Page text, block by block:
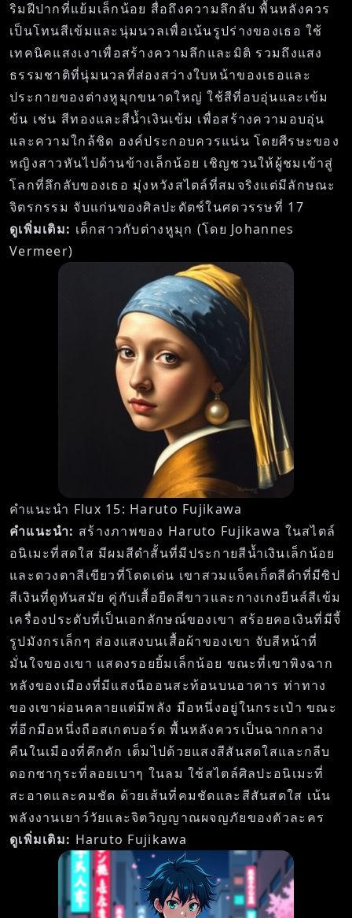
ริมฝีปากที่แย้มเล็กน้อย สื่อถึงความลึกลับ พื้นหลังควร
เป็นโทนสีเข้มและนุ่มนวลเพื่อเน้นรูปร่างของเธอ ใช้
เทคนิคแสงเงาเพื่อสร้างความลึกและมิติ รวมถึงแสง
ธรรมชาติที่นุ่มนวลที่ส่องสว่างใบหน้าของเธอและ
ประกายของต่างหูมุกขนาดใหญ่ ใช้สีที่อบอุ่นและเข้ม
ข้น เช่น สีทองและสีน้ำเงินเข้ม เพื่อสร้างความอบอุ่น
และความใกล้ชิด องค์ประกอบควรแน่น โดยศีรษะของ
หญิงสาวหันไปด้านข้างเล็กน้อย เชิญชวนให้ผู้ชมเข้าสู่
โลกที่ลึกลับของเธอ มุ่งหวังสไตล์ที่สมจริงแต่มีลักษณะ
จิตรกรรม จับแก่นของศิลปะดัตช์ในศตวรรษที่ 17
ดูเพิ่มเติม: เด็กสาวกับต่างหูมุก (โดย Johannes
Vermeer)
คำแนะนำ Flux 15: Haruto Fujikawa
คำแนะนำ: สร้างภาพของ Haruto Fujikawa ในสไตล์
อนิเมะที่สดใส มีผมสีดำสั้นที่มีประกายสีน้ำเงินเล็กน้อย
และดวงตาสีเขียวที่โดดเด่น เขาสวมแจ็คเก็ตสีดำที่มีซิป
สีเงินที่ดูทันสมัย คู่กับเสื้อยืดสีขาวและกางเกงยีนส์สีเข้ม
เครื่องประดับที่เป็นเอกลักษณ์ของเขา สร้อยคอเงินที่มีจี้
รูปมังกรเล็กๆ ส่องแสงบนเสื้อผ้าของเขา จับสีหน้าที่
มั่นใจของเขา แสดงรอยยิ้มเล็กน้อย ขณะที่เขาพิงฉาก
หลังของเมืองที่มีแสงนีออนสะท้อนบนอาคาร ท่าทาง
ของเขาผ่อนคลายแต่มีพลัง มือหนึ่งอยู่ในกระเป๋า ขณะ
ที่อีกมือหนึ่งถือสเกตบอร์ด พื้นหลังควรเป็นฉากกลาง
คืนในเมืองที่คึกคัก เต็มไปด้วยแสงสีสันสดใสและกลีบ
ดอกซากุระที่ลอยเบาๆ ในลม ใช้สไตล์ศิลปะอนิเมะที่
สะอาดและคมชัด ด้วยเส้นที่คมชัดและสีสันสดใส เน้น
พลังงานเยาว์วัยและจิตวิญญาณผจญภัยของตัวละคร
ดูเพิ่มเติม: Haruto Fujikawa